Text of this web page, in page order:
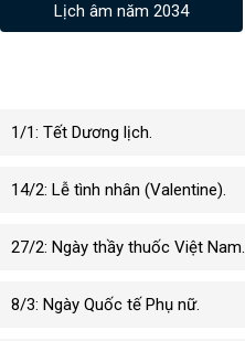
Lịch âm năm 2034
1/1: Tết Dương lịch.
14/2: Lễ tình nhân (Valentine).
27/2: Ngày thầy thuốc Việt Nam.
8/3: Ngày Quốc tế Phụ nữ.